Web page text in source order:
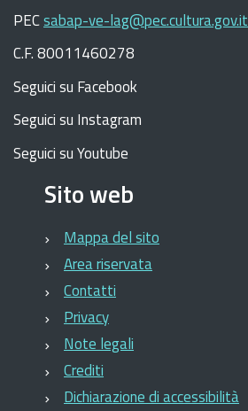
PECsabap-ve-lag@pec.cultura.gov.it
C.F. 80011460278
Seguici su Facebook
Seguici su Instagram
Seguici su Youtube
Sito web
Mappa del sito
Area riservata
Contatti
Privacy
Note legali
Crediti
Dichiarazione di accessibilità